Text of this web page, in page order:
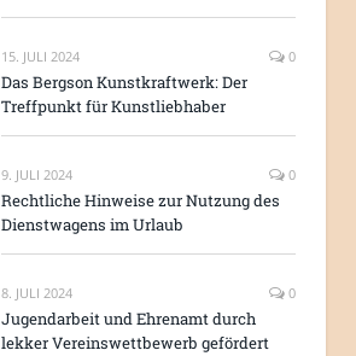
15. JULI 2024 0
Das Bergson Kunstkraftwerk: Der
Treffpunkt für Kunstliebhaber
9. JULI 2024 0
Rechtliche Hinweise zur Nutzung des
Dienstwagens im Urlaub
8. JULI 2024 0
Jugendarbeit und Ehrenamt durch
lekker Vereinswettbewerb gefördert